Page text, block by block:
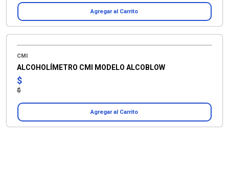
Agregar al Carrito
CMI
ALCOHOLÍMETRO CMI MODELO ALCOBLOW
$
$
Agregar al Carrito